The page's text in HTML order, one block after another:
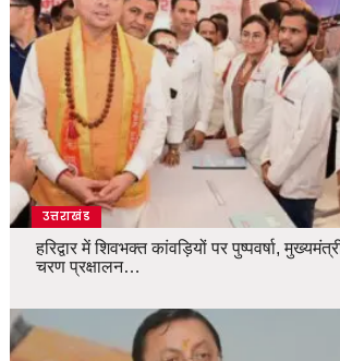
उत्तराखंड
हरिद्वार में शिवभक्त कांवड़ियों पर पुष्पवर्षा,
चरण प्रक्षालन…